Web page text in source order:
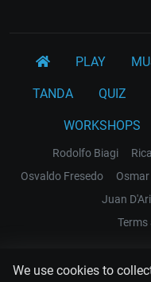
We use cookies to
PLAY
TANDA QUIZ
WORKSHOPS
Rodolfo Biagi
Osvaldo Fresedo
Juan
Terms
EL